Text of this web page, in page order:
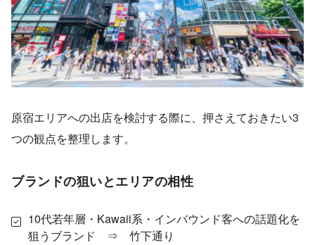
原宿エリアへの出店を検討する際に、押さえておきたい3
つの観点を整理します。
ブランドの狙いとエリアの相性
10代若年層・Kawaii系・インバウンド客への話題化を
狙うブランド ⇒ 竹下通り